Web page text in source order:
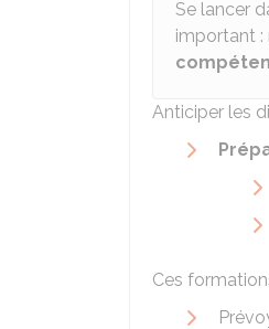
Se lancer
important :
Anticiper les
Ces